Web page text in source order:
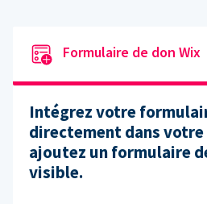
Formulaire de don Wix
Intégrez votre
directement dans votre
ajoutez un formulaire
visible.